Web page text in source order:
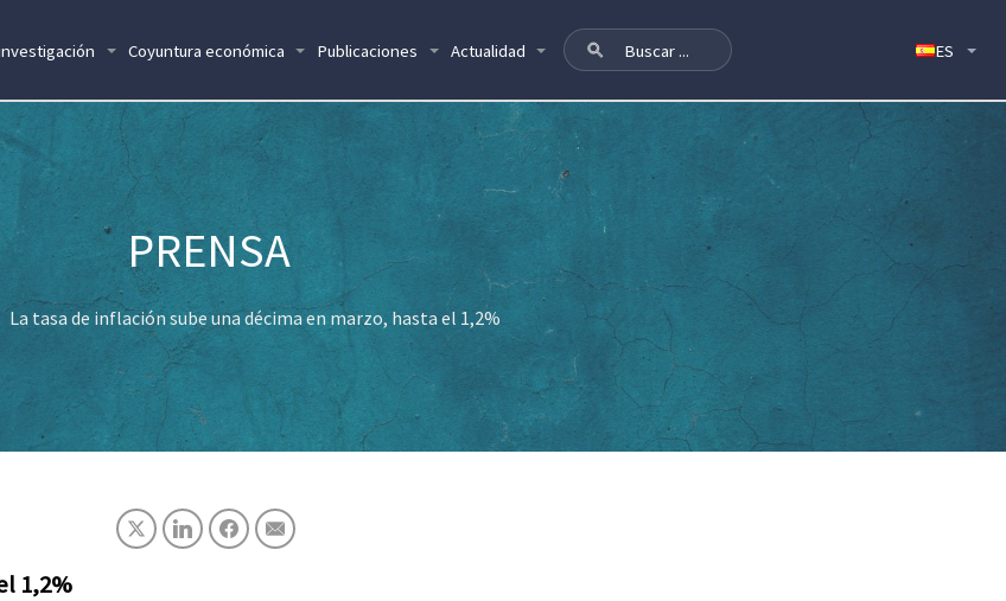
Coyuntura económica Publicaciones Actualidad
La tasa de inflación sube una décima en marzo, hasta el 1,2%
1,2%